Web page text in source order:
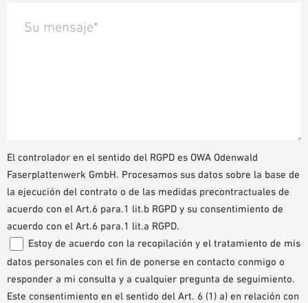
Su mensaje*
El controlador en el sentido del RGPD es OWA Odenwald
Faserplattenwerk GmbH. Procesamos sus datos sobre la base de
la ejecución del contrato o de las medidas precontractuales de
acuerdo con el Art.6 para.1 lit.b RGPD y su consentimiento de
acuerdo con el Art.6 para.1 lit.a RGPD.
Estoy de acuerdo con la recopilación y el tratamiento de mis
datos personales con el fin de ponerse en contacto conmigo o
responder a mi consulta y a cualquier pregunta de seguimiento.
Este consentimiento en el sentido del Art. 6 (1) a) en relación con